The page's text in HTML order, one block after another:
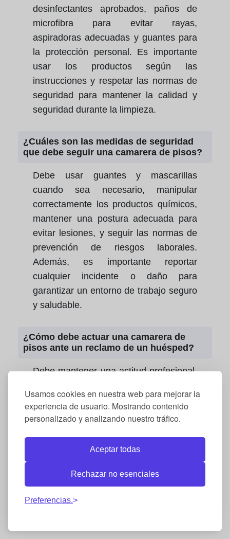
Usamos cookies en nuestra web para mejorar la
experiencia de usuario. Mostrando contenido
personalizado y analizando nuestro tráfico.
Aceptar todas
Rechazar no esenciales
Preferencias.
desinfectantes aprobados, paños de
microfibra para evitar rayas,
aspiradoras adecuadas y guantes para
la protección personal. Es importante
usar los productos según las
instrucciones y respetar las normas de
seguridad para mantener la calidad y
seguridad durante la limpieza.
¿Cuáles son las medidas de seguridad
que debe seguir una camarera de pisos?
Debe usar guantes y mascarillas
cuando sea necesario, manipular
correctamente los productos químicos,
mantener una postura adecuada para
evitar lesiones, y seguir las normas de
prevención de riesgos laborales.
Además, es importante reportar
cualquier incidente o daño para
garantizar un entorno de trabajo seguro
y saludable.
¿Cómo debe actuar una camarera de
pisos ante un reclamo de un huésped?
Debe mantener una actitud profesional,
disposición para ayudar y comunicar el
problema al supervisor. La rapidez en la
manteniendo siempre el respeto y la
discreción.